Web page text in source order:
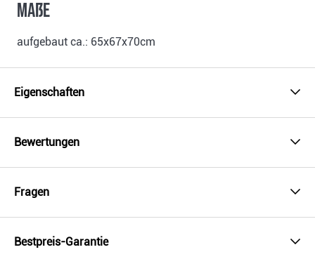
Maße
aufgebaut ca.: 65x67x70cm
Eigenschaften
Bewertungen
Fragen
Bestpreis-Garantie